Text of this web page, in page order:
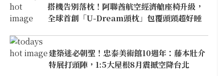
搭機告別落枕！阿聯酋航空經濟艙座椅升級，
全球首創「U-Dream頭枕」包覆頭頸超好睡
建築迷必朝聖！忠泰美術館10週年：藤本壯介
特展打頭陣，1:5大屋根8月震撼空降台北